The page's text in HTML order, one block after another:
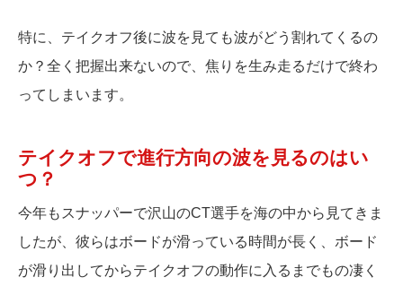
特に、テイクオフ後に波を見ても波がどう割れてくるの
か？全く把握出来ないので、焦りを生み走るだけで終わ
ってしまいます。
テイクオフで進行方向の波を見るのはい
つ？
今年もスナッパーで沢山のCT選手を海の中から見てきま
したが、彼らはボードが滑っている時間が長く、ボード
が滑り出してからテイクオフの動作に入るまでもの凄く